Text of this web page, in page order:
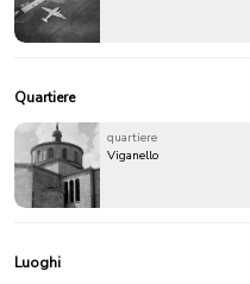
Quartiere
quartiere
Viganello
Luoghi